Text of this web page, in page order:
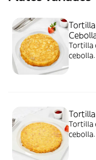
Tortilla
Tortilla